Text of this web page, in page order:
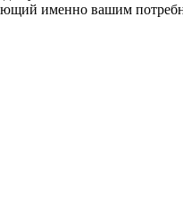
именно вашим